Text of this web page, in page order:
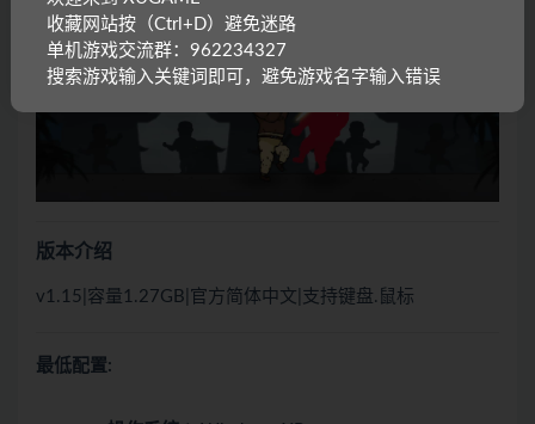
版本介绍
v1.15|容量1.27GB|官方简体中文|支持键盘.鼠标
最低配置:
收藏网站按（Ctrl+D）避免迷路
单机游戏交流群：962234327
搜索游戏输入关键词即可，避免游戏名字输入错误